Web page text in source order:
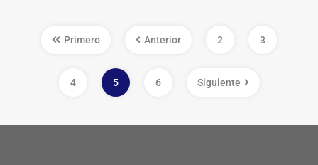
Primero Anterior 2 3
4 5 6 Siguiente